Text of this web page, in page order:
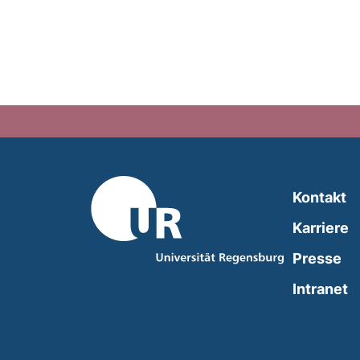
Kontakt
Karriere
Presse
Intranet